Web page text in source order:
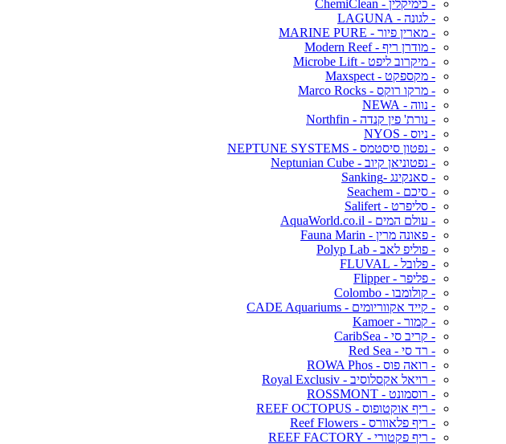
- כימיקלין - ChemiClean
- לגונה - LAGUNA
- מארין פיור - MARINE PURE
- מודרן ריף - Modern Reef
- מיקרוב ליפט - Microbe Lift
- מקספקט - Maxspect
- מרקו רוקס - Marco Rocks
- נווה - NEWA
- נורת' פין קנדה - Northfin
- ניוס - NYOS
- נפטון סיסטמס - NEPTUNE SYSTEMS
- נפטוניאן קיוב - Neptunian Cube
- סאנקינג -Sanking
- סיכם - Seachem
- סליפרט - Salifert
- עולם המים - AquaWorld.co.il
- פאונה מרין - Fauna Marin
- פוליפ לאב - Polyp Lab
- פלובל - FLUVAL
- פליפר - Flipper
- קולומבו - Colombo
- קייד אקווריומים - CADE Aquariums
- קמור - Kamoer
- קריב סי - CaribSea
- רד סי - Red Sea
- רואה פוס - ROWA Phos
- רויאל אקסלוסיב - Royal Exclusiv
- רוסמונט - ROSSMONT
- ריף אוקטופוס - REEF OCTOPUS
- ריף פלאוורס - Reef Flowers
- ריף פקטורי - REEF FACTORY